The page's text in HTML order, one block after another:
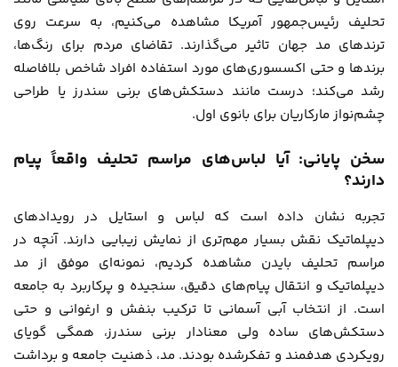
تحلیف رئیس‌جمهور آمریکا مشاهده می‌کنیم، به سرعت روی
ترندهای مد جهان تاثیر می‌گذارند. تقاضای مردم برای رنگ‌ها،
برندها و حتی اکسسوری‌های مورد استفاده افراد شاخص بلافاصله
رشد می‌کند؛ درست مانند دستکش‌های برنی سندرز یا طراحی
چشم‌نواز مارکاریان برای بانوی اول.
سخن پایانی: آیا لباس‌های مراسم تحلیف واقعاً پیام
دارند؟
تجربه نشان داده است که لباس و استایل در رویدادهای
دیپلماتیک نقش بسیار مهم‌تری از نمایش زیبایی دارند. آنچه در
مراسم تحلیف بایدن مشاهده کردیم، نمونه‌ای موفق از مد
دیپلماتیک و انتقال پیام‌های دقیق، سنجیده و پرکاربرد به جامعه
است. از انتخاب آبی آسمانی تا ترکیب بنفش و ارغوانی و حتی
دستکش‌های ساده ولی معنادار برنی سندرز، همگی گویای
رویکردی هدفمند و تفکرشده بودند. مد، ذهنیت جامعه و برداشت